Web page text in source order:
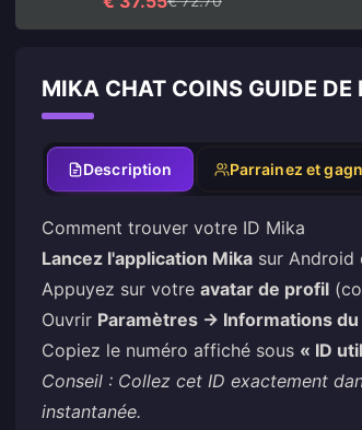
MIKA CHAT COINS GUIDE DE
Description Parrainez et
Comment trouver votre ID Mika
Lancez l'application Mika sur Android
Appuyez sur votre avatar de profil
Ouvrir Paramètres → Informations
Copiez le numéro affiché sous « ID
Conseil : Collez cet ID exactement
instantanée.